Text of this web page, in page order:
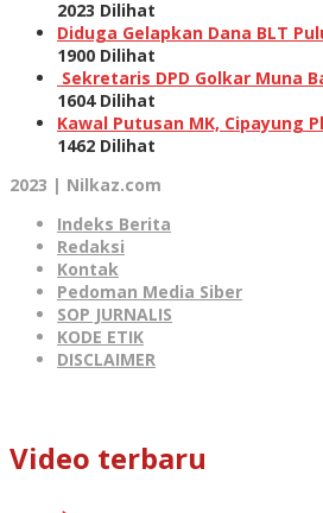
2023 Dilihat
Diduga Gelapkan Dana BLT
1900 Dilihat
Sekretaris DPD Golkar Muna
1604 Dilihat
Kawal Putusan MK, Cipayung
1462 Dilihat
2023 | Nilkaz.com
Indeks Berita
Redaksi
Kontak
Pedoman Media Siber
SOP JURNALIS
KODE ETIK
DISCLAIMER
Video terbaru